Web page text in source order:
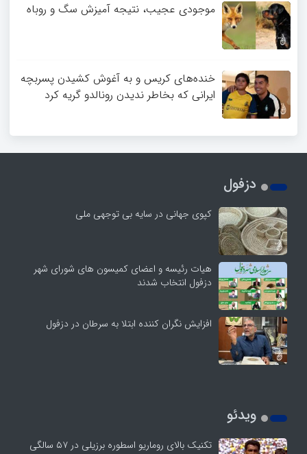
موجودی عجیب، نتیجه آمیزش سگ و روباه
خنده‌های کریس و به آغوش کشیدن پسربچه
ایرانی که بخاطر ندیدن رونالدو گریه کرد
دزفول
کپوی جهانی در سایه بی توجهی ملی
هیات رئیسه و اعضای کمیسون های شورای شهر
دزفول انتخاب شدند
افزایش نگران کننده ابتلا به سرطان در دزفول
ویدئو
تکنیک بالای روماریو اسطوره برزیلی در ۵۷ سالگی